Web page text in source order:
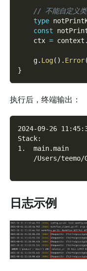
// 不能自定义
type
const
    ctx
= context .
    g
. Log( ) . Error(
}
执行后，终端输出：
2024-09-26
Stack:
1.  main.main
/Users/
日志示例